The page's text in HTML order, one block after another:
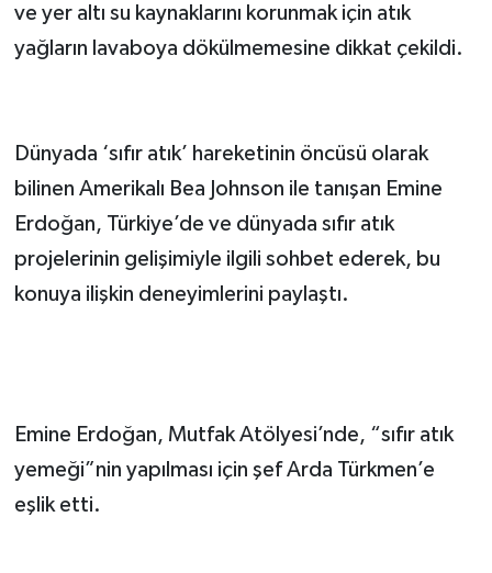
ve yer altı su kaynaklarını korunmak için atık
yağların lavaboya dökülmemesine dikkat çekildi.
Dünyada ‘sıfır atık’ hareketinin öncüsü olarak
bilinen Amerikalı Bea Johnson ile tanışan Emine
Erdoğan, Türkiye’de ve dünyada sıfır atık
projelerinin gelişimiyle ilgili sohbet ederek, bu
konuya ilişkin deneyimlerini paylaştı.
Emine Erdoğan, Mutfak Atölyesi’nde, “sıfır atık
yemeği”nin yapılması için şef Arda Türkmen’e
eşlik etti.